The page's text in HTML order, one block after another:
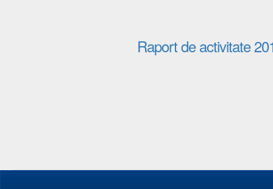
Raport de activitate